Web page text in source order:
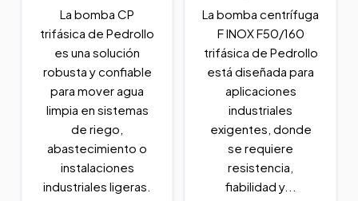
La bomba CP
trifásica de Pedrollo
es una solución
robusta y confiable
para mover agua
limpia en sistemas
de riego,
abastecimiento o
instalaciones
industriales ligeras.
La bomba centrífuga
F INOX F50/160
trifásica de Pedrollo
está diseñada para
aplicaciones
industriales
exigentes, donde
se requiere
resistencia,
fiabilidad y...